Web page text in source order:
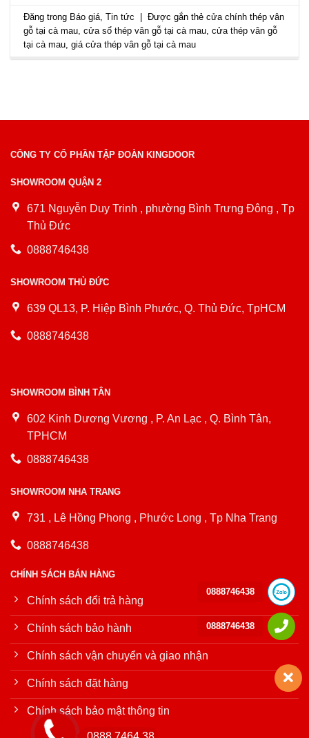
Đăng trong Báo giá ,Tin tức | Được gắn thẻcửa chính thép vân
gỗ tại cà mau ,cửa sổ thép vân gỗ tại cà mau ,cửa thép vân gỗ
tại cà mau ,giá cửa thép vân gỗ tại cà mau
CÔNG TY CỔ PHẦN TẬP ĐOÀN KINGDOOR
SHOWROOM QUẬN 2
671 Nguyễn Duy Trinh , phường Bình Trưng Đông , Tp
Thủ Đức
0888746438
SHOWROOM THỦ ĐỨC
639 QL13, P. Hiệp Bình Phước, Q. Thủ Đức, TpHCM
0888746438
SHOWROOM BÌNH TÂN
602 Kinh Dương Vương , P. An Lạc , Q. Bình Tân,
TPHCM
0888746438
SHOWROOM NHA TRANG
731 , Lê Hồng Phong , Phước Long , Tp Nha Trang
0888746438
CHÍNH SÁCH BÁN HÀNG
Chính sách đổi trả hàng
Chính sách bảo hành
Chính sách vận chuyển và giao nhận
Chính sách đặt hàng
Chính sách bảo mật thông tin
0888746438
0888746438